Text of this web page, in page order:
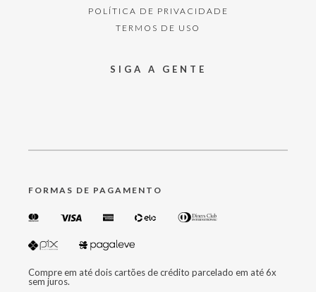
POLÍTICA DE PRIVACIDADE
TERMOS DE USO
SIGA A GENTE
FORMAS DE PAGAMENTO
Compre em até dois cartões de crédito parcelado em até 6x
sem juros.